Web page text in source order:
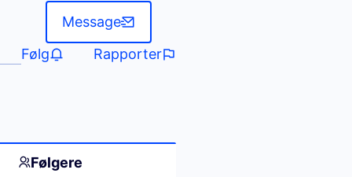
Message
Følg
Rapporter
Følgere